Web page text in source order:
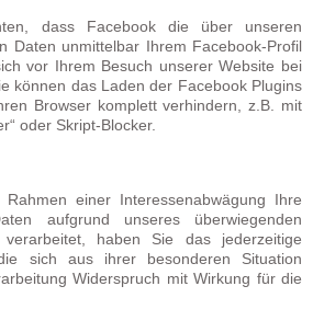
dass Facebook die über unseren
Daten unmittelbar Ihrem Facebook-Profil
vor Ihrem Besuch unserer Website bei
können das Laden der Facebook Plugins
Browser komplett verhindern, z.B. mit
oder Skript-Blocker.
einer Interessenabwägung Ihre
aufgrund unseres überwiegenden
verarbeitet, haben Sie das jederzeitige
sich aus ihrer besonderen Situation
Widerspruch mit Wirkung für die